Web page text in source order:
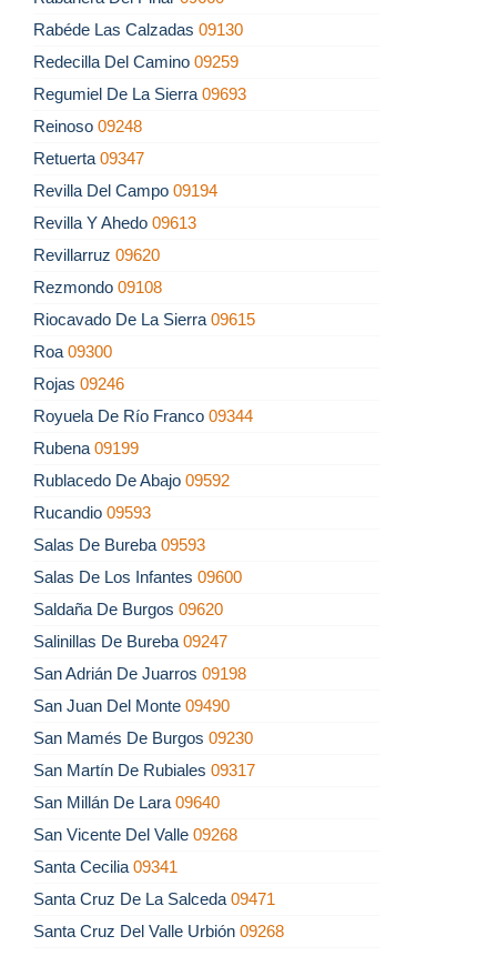
Rabéde Las Calzadas 09130
Redecilla Del Camino 09259
Regumiel De La Sierra 09693
Reinoso 09248
Retuerta 09347
Revilla Del Campo 09194
Revilla Y Ahedo 09613
Revillarruz 09620
Rezmondo 09108
Riocavado De La Sierra 09615
Roa 09300
Rojas 09246
Royuela De Río Franco 09344
Rubena 09199
Rublacedo De Abajo 09592
Rucandio 09593
Salas De Bureba 09593
Salas De Los Infantes 09600
Saldaña De Burgos 09620
Salinillas De Bureba 09247
San Adrián De Juarros 09198
San Juan Del Monte 09490
San Mamés De Burgos 09230
San Martín De Rubiales 09317
San Millán De Lara 09640
San Vicente Del Valle 09268
Santa Cecilia 09341
Santa Cruz De La Salceda 09471
Santa Cruz Del Valle Urbión 09268